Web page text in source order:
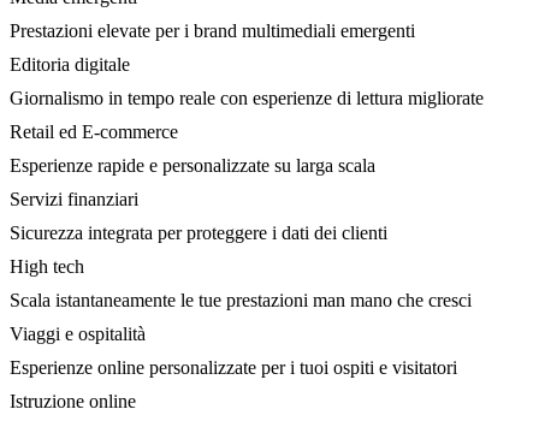
Prestazioni elevate per i brand multimediali emergenti
Editoria digitale
Giornalismo in tempo reale con esperienze di lettura migliorate
Retail ed E-commerce
Esperienze rapide e personalizzate su larga scala
Servizi finanziari
Sicurezza integrata per proteggere i dati dei clienti
High tech
Scala istantaneamente le tue prestazioni man mano che cresci
Viaggi e ospitalità
Esperienze online personalizzate per i tuoi ospiti e visitatori
Istruzione online